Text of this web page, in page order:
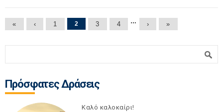
Σελίδες
« ‹ 1 2 3 4 … › »
Πρόσφατες Δράσεις
Καλό καλοκαίρι!